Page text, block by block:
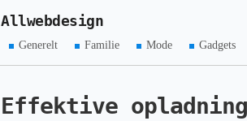
Allwebdesign
Generelt Familie Mode Gadgets
Effektive